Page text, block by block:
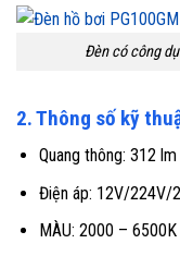
Đèn có công
2. Thông số kỹ
Quang thông: 312
Điện áp: 12V/224V/
MÀU: 2000 – 6500K